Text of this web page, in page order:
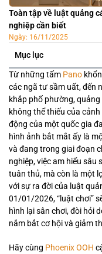
Toàn tập về luật quảng
nghiệp cần biết
Ngày: 16/11/2025
Mục lục
Từ những tấm Pano
các ngã tư sầm uất, đến
khắp phố phường,
không thể thiếu của
động của một quốc gia
hình ảnh bắt mắt ấy là
và đang trong giai đoạn
nghiệp, việc am hiểu sâu
tuân thủ, mà còn là một
với sự ra đời của luật
01/01/2026, “luật chơi”
hình lại sân chơi, đòi hỏi
nắm bắt cơ hội và giảm
Hãy cùng Phoenix OOH